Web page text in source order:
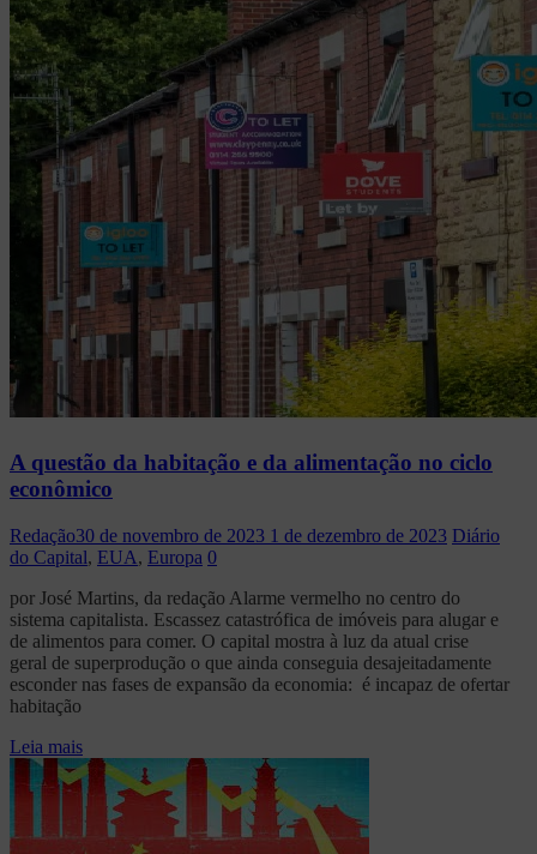
A questão da habitação e da alimentação no ciclo
econômico
Redação30 de novembro de 2023 1 de dezembro de 2023 Diário
do Capital, EUA, Europa 0
por José Martins, da redação Alarme vermelho no centro do
sistema capitalista. Escassez catastrófica de imóveis para alugar e
de alimentos para comer. O capital mostra à luz da atual crise
geral de superprodução o que ainda conseguia desajeitadamente
esconder nas fases de expansão da economia: é incapaz de ofertar
habitação
Leia mais